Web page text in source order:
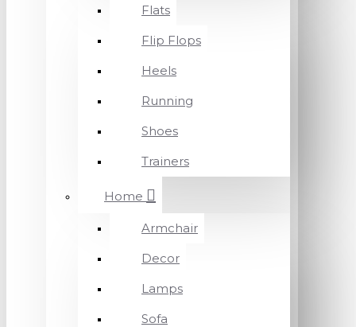
Flats
Flip Flops
Heels
Running
Shoes
Trainers
Home
Armchair
Decor
Lamps
Sofa